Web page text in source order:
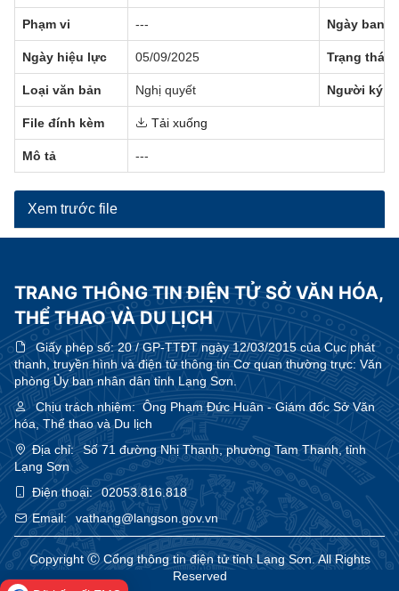
Phạm vi --- Ngày ban
Ngày hiệu lực 05/09/2025 Trạng thái
Loại văn bản Nghị quyết Người ký
File đính kèm Tải xuống
Mô tả ---
Xem trước file
TRANG THÔNG TIN ĐIỆN TỬ SỞ VĂN HÓA,
THỂ THAO VÀ DU LỊCH
Giấy phép số:20 / GP-TTĐT ngày 12/03/2015 của Cục phát
thanh, truyền hình và điện tử thông tin Cơ quan thường trực: Văn
phòng Ủy ban nhân dân tỉnh Lạng Sơn.
Chịu trách nhiệm:Ông Phạm Đức Huân - Giám đốc Sở Văn
hóa, Thể thao và Du lịch
Địa chỉ:
Số 71 đường Nhị Thanh, phường Tam Thanh, tỉnh
Lạng Sơn
Điện thoại:
02053.816.818
Email:
vathang@langson.gov.vn
Copyright Ⓒ Cổng thông tin điện tử tỉnh Lạng Sơn. All Rights
Reserved